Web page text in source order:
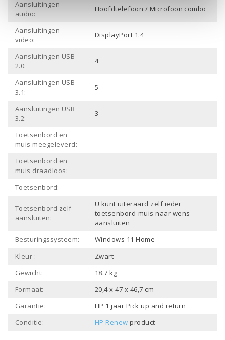
Aansluitingen
audio:
Hoofdtelefoon / Microfoon combo
Aansluitingen
video:
DisplayPort 1.4
Aansluitingen USB
2.0:
4
Aansluitingen USB
3.1:
5
Aansluitingen USB
3.2:
3
Toetsenbord en
muis meegeleverd:
-
Toetsenbord en
muis draadloos:
-
Toetsenbord: -
Toetsenbord zelf
aansluiten:
U kunt uiteraard zelf ieder
toetsenbord-muis naar wens
aansluiten
Besturingssysteem:
Windows 11 Home
Kleur :
Zwart
Gewicht:
18.7 kg
Formaat:
20,4 x 47 x 46,7 cm
Garantie:
HP 1 jaar Pick up and return
Conditie:
HP Renew product